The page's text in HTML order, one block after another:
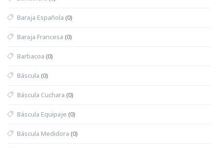
Baraja Española (0)
Baraja Francesa (0)
Barbacoa (0)
Báscula (0)
Báscula Cuchara (0)
Báscula Equipaje (0)
Báscula Medidora (0)